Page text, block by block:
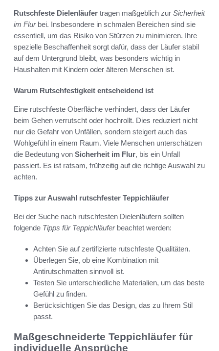
Rutschfeste Dielenläufer tragen maßgeblich zur Sicherheit
im Flurbei. Insbesondere in schmalen Bereichen sind sie
essentiell, um das Risiko von Stürzen zu minimieren. Ihre
spezielle Beschaffenheit sorgt dafür, dass der Läufer stabil
auf dem Untergrund bleibt, was besonders wichtig in
Haushalten mit Kindern oder älteren Menschen ist.
Warum Rutschfestigkeit entscheidend ist
Eine rutschfeste Oberfläche verhindert, dass der Läufer
beim Gehen verrutscht oder hochrollt. Dies reduziert nicht
nur die Gefahr von Unfällen, sondern steigert auch das
Wohlgefühl in einem Raum. Viele Menschen unterschätzen
die Bedeutung von Sicherheit im Flur, bis ein Unfall
passiert. Es ist ratsam, frühzeitig auf die richtige Auswahl zu
achten.
Tipps zur Auswahl rutschfester Teppichläufer
Bei der Suche nach rutschfesten Dielenläufern sollten
folgende Tipps für Teppichläuferbeachtet werden:
Achten Sie auf zertifizierte rutschfeste Qualitäten.
Überlegen Sie, ob eine Kombination mit
Antirutschmatten sinnvoll ist.
Testen Sie unterschiedliche Materialien, um das beste
Gefühl zu finden.
Berücksichtigen Sie das Design, das zu Ihrem Stil
passt.
Maßgeschneiderte Teppichläufer für
individuelle Ansprüche